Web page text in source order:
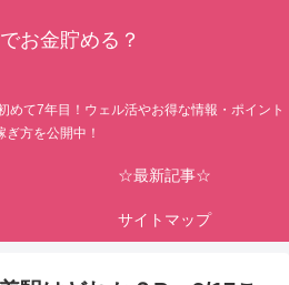
お金貯める？
めて7年目！ウェル活やお得な情報・ポイント
ぎ方を公開中！
☆最新記事☆
サイトマップ